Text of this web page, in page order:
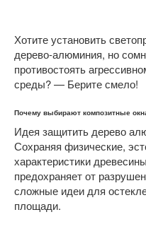
Хотите установить
дерево-алюминия, но
противостоять
среды? — Берите смело!
Почему выбирают композитные
Идея защитить дерево
Сохраняя физические,
характеристики
предохраняет от
сложные идеи для
площади.